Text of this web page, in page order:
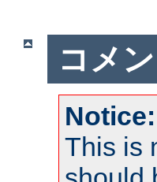
コメ
Notice:
This is